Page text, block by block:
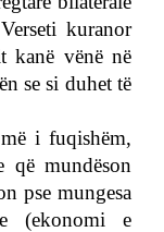
kuranor
kanë vënë në
se si duhet të
i fuqishëm,
që mundëson
pse mungesa
(ekonomi e